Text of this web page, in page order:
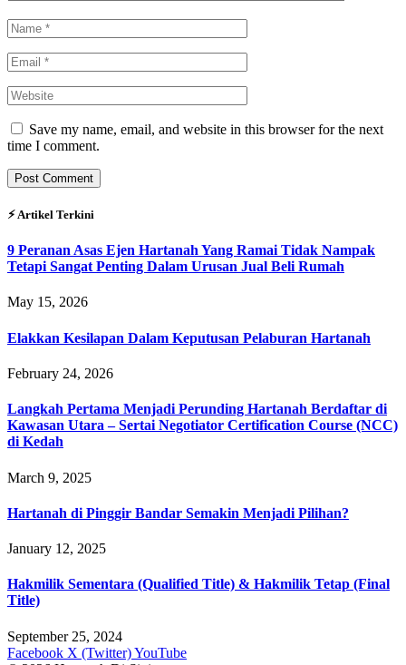
Save my name, email, and website in this browser for the next
time I comment.
⚡︎ Artikel Terkini
9 Peranan Asas Ejen Hartanah Yang Ramai Tidak Nampak
Tetapi Sangat Penting Dalam Urusan Jual Beli Rumah
May 15, 2026
Elakkan Kesilapan Dalam Keputusan Pelaburan Hartanah
February 24, 2026
Langkah Pertama Menjadi Perunding Hartanah Berdaftar di
Kawasan Utara – Sertai Negotiator Certification Course (NCC)
di Kedah
March 9, 2025
Hartanah di Pinggir Bandar Semakin Menjadi Pilihan?
January 12, 2025
Hakmilik Sementara (Qualified Title) & Hakmilik Tetap (Final
Title)
September 25, 2024
Facebook X (Twitter)YouTube